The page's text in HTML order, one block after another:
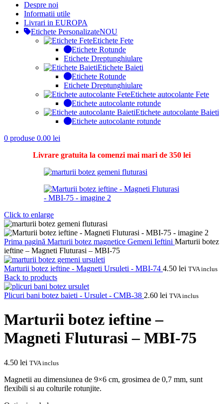
Despre noi
Informatii utile
Livrari in EUROPA
Etichete PersonalizateNOU
Etichete Fete
Etichete Rotunde
Etichete Dreptunghiulare
Etichete Baieti
Etichete Rotunde
Etichete Dreptunghiulare
Etichete autocolante Fete
Etichete autocolante rotunde
Etichete autocolante Baieti
Etichete autocolante rotunde
0 produse 0.00 lei
Livrare gratuita la comenzi mai mari de 350 lei
Click to enlarge
Prima pagină Marturii botez magnetice Gemeni Ieftini Marturii botez
ieftine – Magneti Fluturasi – MBI-75
Marturii botez ieftine - Magneti Ursuleti - MBI-74 4.50 lei TVA inclus
Back to products
Plicuri bani botez baieti - Ursulet - CMB-38 2.60 lei TVA inclus
Marturii botez ieftine –
Magneti Fluturasi – MBI-75
4.50 lei TVA inclus
Magnetii au dimensiunea de 9×6 cm, grosimea de 0,7 mm, sunt
flexibili si au colturile rotunjite.